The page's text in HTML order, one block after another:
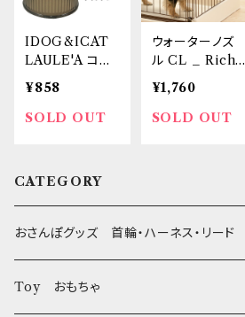
IDOG&ICAT
LAULE'A コン
フォート クリア
¥858
SOLD OUT
ウォーターノズ
ル CL _ Riche
ll
¥1,760
SOLD OUT
CATEGORY
おさんぽグッズ 首輪・ハーネス・リード
フントヒュッテオリジナル Gold
Toy おもちゃ